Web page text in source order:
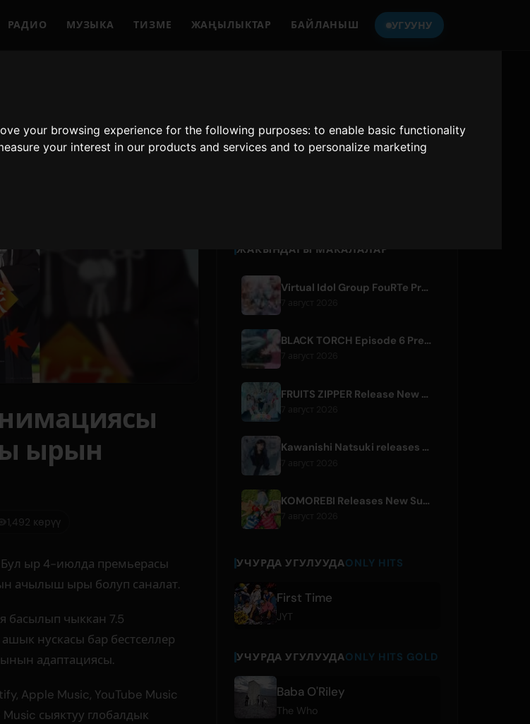
your browsing experience for the following purposes:to enable basic functionality
your interest in our products and services and to personalize marketing
РАДИО МУЗЫКА ТИЗМЕ ЖАҢЫЛЫКТАР БАЙЛАНЫШ УГУУНУ
ырын
1,492 көрүү
Бул ыр 4-июлда премьерасы
ачылыш ыры болуп саналат.
басылып чыккан 7.5
нускасы бар бестселлер
адаптациясы.
Apple Music, YouTube Music
сыяктуу глобалдык
Only Hits Japan
ЖАКЫНДАГЫ МАКАЛАЛАР
Virtual Idol Group FouRTe Project Debuts with 'ALL IN' Album Produced by m-flo's ☆Taku Takahashi
7 август 2026
BLACK TORCH Episode 6 Preview and Streaming Details
FRUITS ZIPPER Release New Collaboration Song '1,2,3,FOOOOUR'
Kawanishi Natsuki releases digital single 'Sayonara wa Ichiban Kirei na Atashi de'
KOMOREBI Releases New Summer Single 'Letsu Natsu'
7 август 2026
УЧУРДА УГУЛУУДАONLY HITS
First Time
JYT
УЧУРДА УГУЛУУДАONLY HITS GOLD
Baba O'Riley
The Who